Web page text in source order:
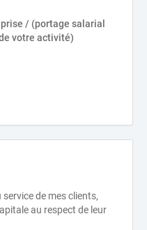
/ (portage salarial
votre activité)
de mes clients,
au respect de leur